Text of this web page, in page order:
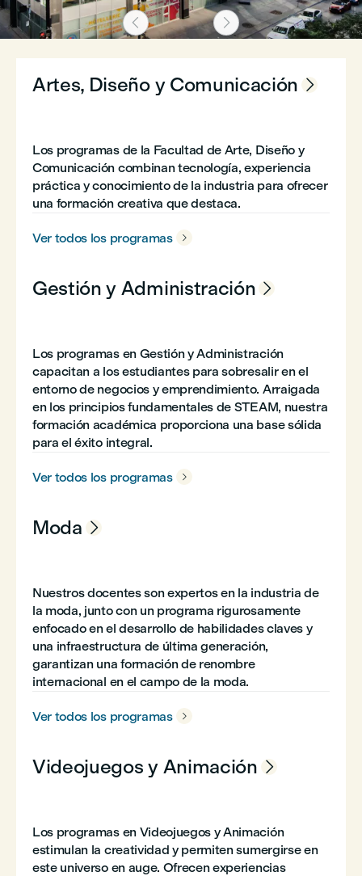
 
Artes, Diseño y Comunicación 
Los programas de la Facultad de Arte, Diseño y
Comunicación combinan tecnología, experiencia
práctica y conocimiento de la industria para ofrecer
una formación creativa que destaca.
Ver todos los programas 
Gestión y Administración 
Los programas en Gestión y Administración
capacitan a los estudiantes para sobresalir en el
entorno de negocios y emprendimiento. Arraigada
en los principios fundamentales de STEAM, nuestra
formación académica proporciona una base sólida
para el éxito integral.
Ver todos los programas 
Moda 
Nuestros docentes son expertos en la industria de
la moda, junto con un programa rigurosamente
enfocado en el desarrollo de habilidades claves y
una infraestructura de última generación,
garantizan una formación de renombre
internacional en el campo de la moda.
Ver todos los programas 
Videojuegos y Animación 
Los programas en Videojuegos y Animación
estimulan la creatividad y permiten sumergirse en
este universo en auge. Ofrecen experiencias